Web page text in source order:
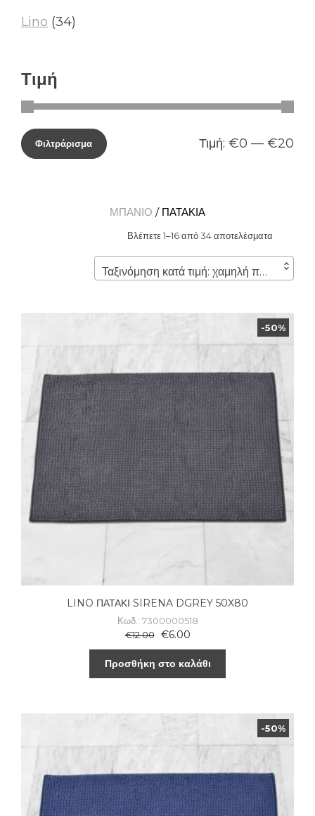
ΜΠΑΝΙΟ / ΠΑΤΑΚΙΑ
Βλέπετε 1–16 από 34 αποτελέσματα
Ταξινόμηση κατά τιμή: χαμηλή προς υψηλή
-50%
LINO ΠΑΤΑΚΙ SIRENA DGREY 50X80
Κωδ.: 7300000518
€12.00 €6.00
Προσθήκη στο καλάθι
-50%
Lino (34)
Τιμή
Φιλτράρισμα Τιμή: €0 — €20